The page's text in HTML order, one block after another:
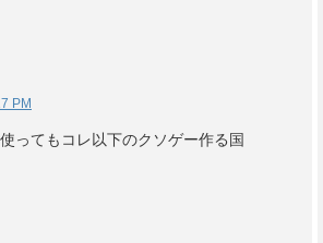
PM
使ってもコレ以下のクソゲー作る国